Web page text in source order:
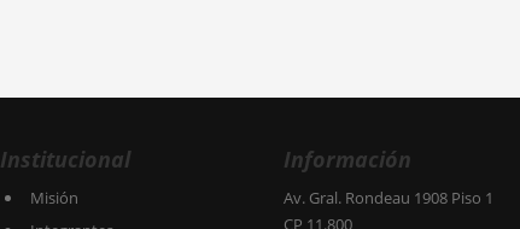
Institucional
Misión
Información
Av. Gral. Rondeau 1908 Piso 1
CP 11.800